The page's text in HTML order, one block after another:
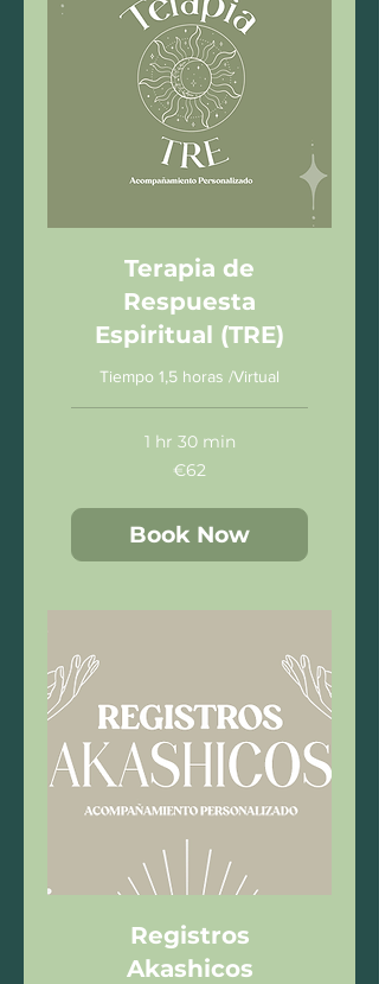
Terapia de
Respuesta
Espiritual (TRE)
Tiempo 1,5 horas /Virtual
1 hr 30 min
€62
Book Now
Registros
Akashicos